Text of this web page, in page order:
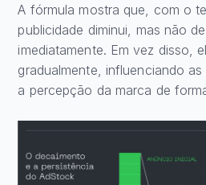
A fórmula mostra que, com o
publicidade diminui, mas não
imediatamente. Em vez disso,
gradualmente, influenciando
a percepção da marca de